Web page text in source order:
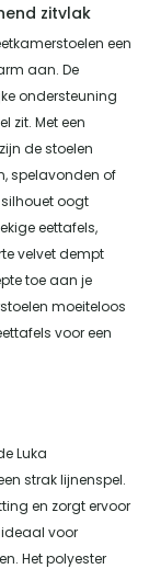
zitvlak
een
aan. De
ondersteuning
zit. Met een
de stoelen
spelavonden of
oogt
eettafels,
velvet dempt
toe aan je
moeiteloos
voor een
Luka
strak lijnenspel.
en zorgt ervoor
voor
Het polyester